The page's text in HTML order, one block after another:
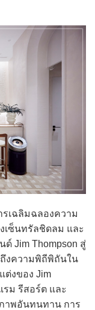
ฉลิมฉลองความ
เซ็นทรัลชิดลม และ
Jim Thompson สู่
งความพิถีพิถันใน
ต่งของ Jim
รม รีสอร์ต และ
าพอันทนทาน การ